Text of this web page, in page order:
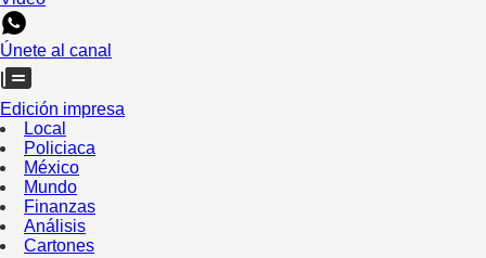
Únete al canal
Edición impresa
Local
Policiaca
México
Mundo
Finanzas
Análisis
Cartones